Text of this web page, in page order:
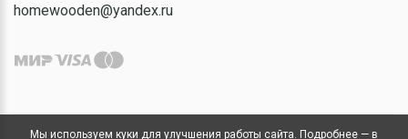
homewooden@yandex.ru
Мы используем куки для улучшения работы сайта. Подробнее — в